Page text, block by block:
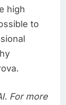
high
to
For more